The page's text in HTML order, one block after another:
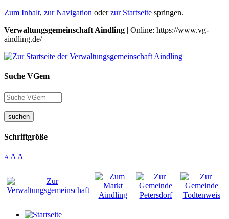
Zum Inhalt, zur Navigation oderzur Startseite springen.
Verwaltungsgemeinschaft Aindling | Online: https://www.vg-
aindling.de/
Suche VGem
suchen
Schriftgröße
A A A